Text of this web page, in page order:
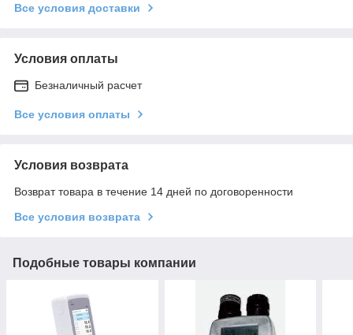
Все условия доставки
Условия оплаты
Безналичный расчет
Все условия оплаты
Условия возврата
Возврат товара в течение 14 дней по договоренности
Все условия возврата
Подобные товары компании